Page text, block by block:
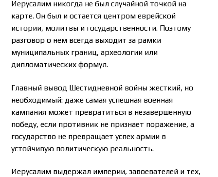
Иерусалим никогда не был случайной точкой на
карте. Он был и остается центром еврейской
истории, молитвы и государственности. Поэтому
разговор о нем всегда выходит за рамки
муниципальных границ, археологии или
дипломатических формул.
Главный вывод Шестидневной войны жесткий, но
необходимый: даже самая успешная военная
кампания может превратиться в незавершенную
победу, если противник не признает поражение, а
государство не превращает успех армии в
устойчивую политическую реальность.
Иерусалим выдержал империи, завоевателей и тех,